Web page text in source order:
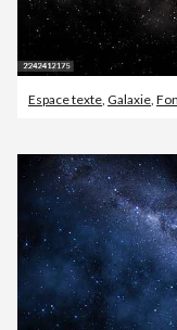
Espace texte, Galaxie,